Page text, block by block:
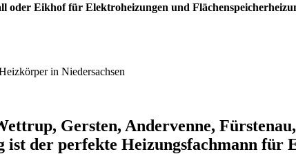
Eikhof für Elektroheizungen und
in Niedersachsen
Gersten, Andervenne,
der perfekte Heizungsfachmann für